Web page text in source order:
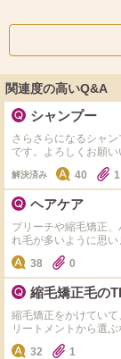
関連度の高いQ&A
シャンプー
さらさらになるシャ
です。よろしくお願い
解決済み 40 1
ヘアケア
ブリーチや縮毛矯正
れ毛が多いように思
本的にお風呂から出
で、ダメージを与え
とコンディショナー
ッカンを使用しています。 ドライヤーはパナソニックの風が
てます。 ダメージ毛
38 0
縮毛矯正毛の
縮毛矯正をかけてい
リートメントから選
か分からず悩んでいま
32 1